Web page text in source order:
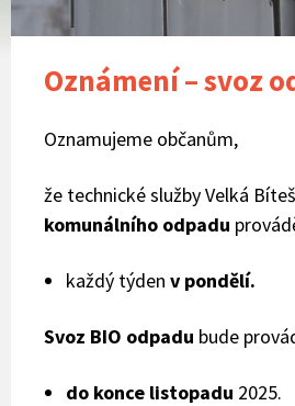
Oznámení – svoz
Oznamujeme občanům,
že technické služby Velká
komunálního odpadu
každý týden v pondělí.
Svoz BIO odpadu bude
do konce listopadu 2025.